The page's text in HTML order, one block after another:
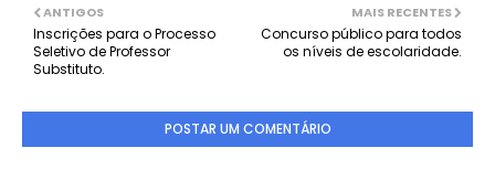
MAIS RECENTES
Concurso público para todos
os níveis de escolaridade.
ANTIGOS
Inscrições para o Processo
Seletivo de Professor
Substituto.
POSTAR UM COMENTÁRIO